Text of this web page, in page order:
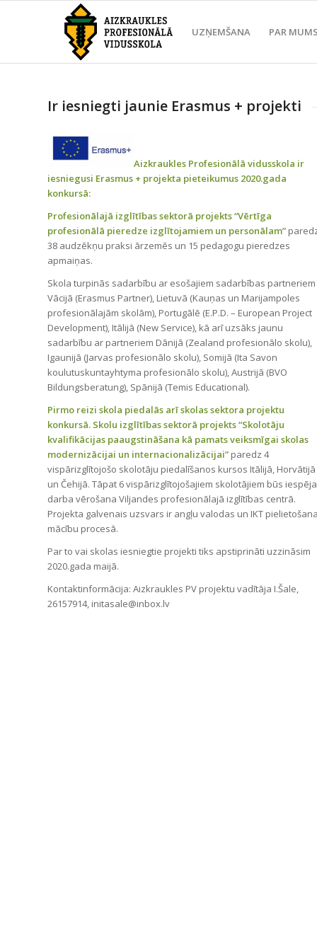
UZŅEMŠANA PAR MUMS
Ir iesniegti jaunie Erasmus + projekti
Aizkraukles Profesionālā vidusskola ir
iesniegusi Erasmus + projekta pieteikumus 2020.gada
konkursā:
Profesionālajā izglītības sektorā projekts “Vērtīga
profesionālā pieredze izglītojamiem un personālam”
38 audzēkņu praksi ārzemēs un 15 pedagogu pieredzes
apmaiņas.
Skola turpinās sadarbību ar esošajiem sadarbības partneriem
Vācijā (Erasmus Partner), Lietuvā (Kauņas un Marijampoles
profesionālajām skolām), Portugālē (E.P.D. – European Project
Development), Itālijā (New Service), kā arī uzsāks jaunu
sadarbību ar partneriem Dānijā (Zealand profesionālo skolu),
Igaunijā (Jarvas profesionālo skolu), Somijā (Ita Savon
koulutuskuntayhtyma profesionālo skolu), Austrijā (BVO
Bildungsberatung), Spānijā (Temis Educational).
Pirmo reizi skola piedalās arī skolas sektora projektu
konkursā. Skolu izglītības sektorā projekts “Skolotāju
kvalifikācijas paaugstināšana kā pamats veiksmīgai skolas
modernizācijai un internacionalizācijai” paredz 4
vispārizglītojošo skolotāju piedalīšanos kursos Itālijā, Horvātijā
un Čehijā. Tāpat 6 vispārizglītojošajiem skolotājiem būs iespēja
darba vērošana Viljandes profesionālajā izglītības centrā.
Projekta galvenais uzsvars ir angļu valodas un IKT pielietošana
mācību procesā.
Par to vai skolas iesniegtie projekti tiks apstiprināti uzzināsim
2020.gada maijā.
Kontaktinformācija: Aizkraukles PV projektu vadītāja I.Šale,
26157914, initasale@inbox.lv